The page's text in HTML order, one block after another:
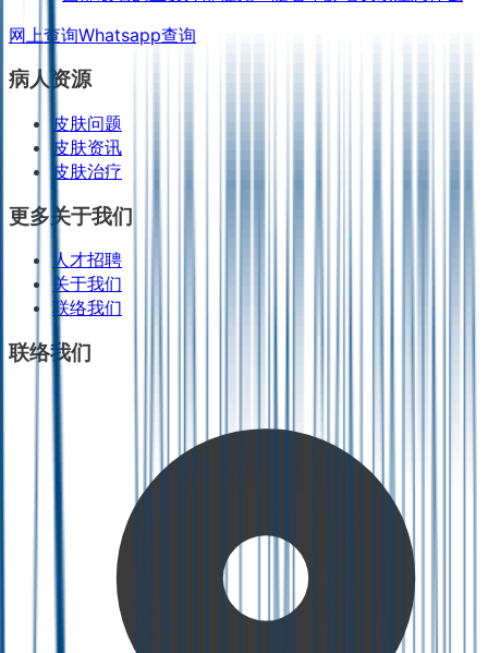
网上查询Whatsapp查询
病人资源
皮肤问题
皮肤资讯
皮肤治疗
更多关于我们
人才招聘
关于我们
联络我们
联络我们